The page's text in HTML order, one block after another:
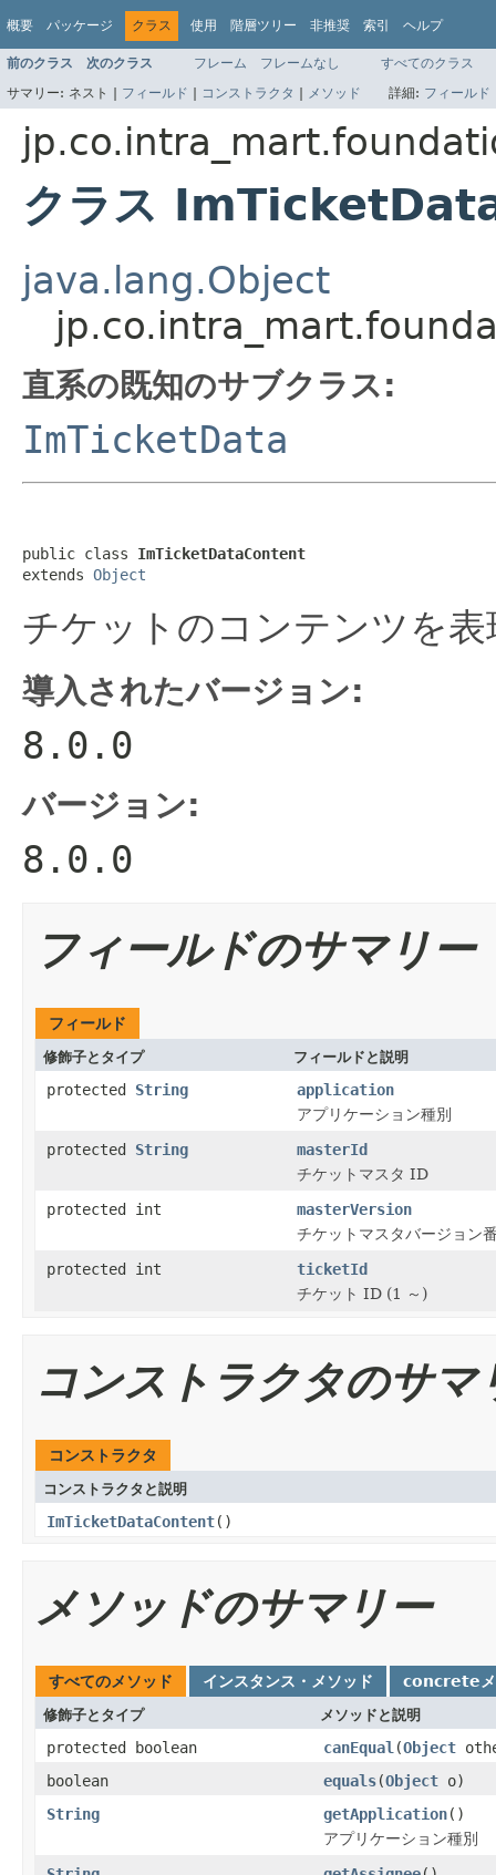
概要 パッケージ クラス 使用 階層ツリー 非推奨 索引 ヘルプ
前のクラス 次のクラス フレーム フレームなし
すべてのクラス
サマリー: ネスト | フィールド | コンストラクタ | メソッド 詳細: フィールド
クラス
java.lang.Object
直系の既知のサブクラス:
ImTicketData
public class ImTicketDataContent
extends Object
チケットのコンテンツを
導入されたバージョン:
8.0.0
バージョン:
8.0.0
フィールドのサマリー
フィールド
修飾子とタイプ フィールドと説明
protected String
application
アプリケーション種別
protected String
masterId
チケットマスタ ID
protected int
masterVersion
チケットマスタバージョン
protected int
ticketId
チケット ID (1 ～)
コンストラクタのサマ
コンストラクタ
コンストラクタと説明
ImTicketDataContent()
メソッドのサマリー
すべてのメソッド インスタンス・メソッド concreteメ
修飾子とタイプ メソッドと説明
protected boolean canEqual (Object
boolean
equals(Object o)
String
getApplication()
アプリケーション種別